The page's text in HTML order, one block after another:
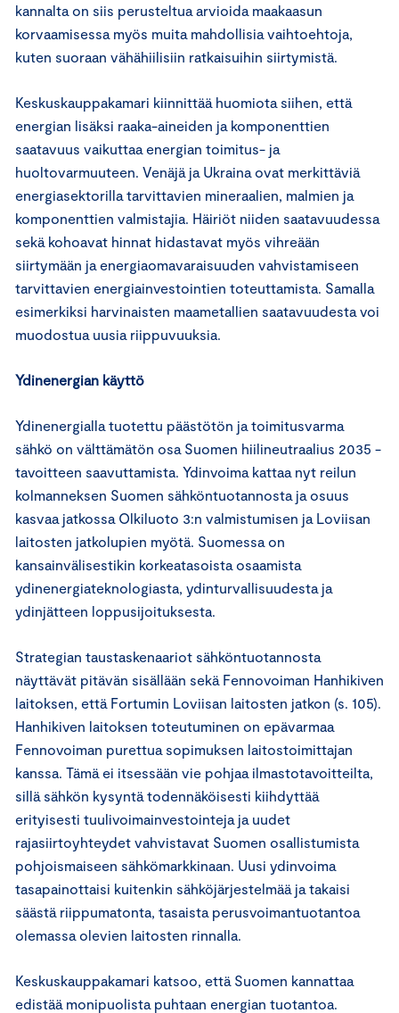
kannalta on siis perusteltua arvioida maakaasun
korvaamisessa myös muita mahdollisia vaihtoehtoja,
kuten suoraan vähähiilisiin ratkaisuihin siirtymistä.
Keskuskauppakamari kiinnittää huomiota siihen, että
energian lisäksi raaka-aineiden ja komponenttien
saatavuus vaikuttaa energian toimitus- ja
huoltovarmuuteen. Venäjä ja Ukraina ovat merkittäviä
energiasektorilla tarvittavien mineraalien, malmien ja
komponenttien valmistajia. Häiriöt niiden saatavuudessa
sekä kohoavat hinnat hidastavat myös vihreään
siirtymään ja energiaomavaraisuuden vahvistamiseen
tarvittavien energiainvestointien toteuttamista. Samalla
esimerkiksi harvinaisten maametallien saatavuudesta voi
muodostua uusia riippuvuuksia.
Ydinenergian käyttö
Ydinenergialla tuotettu päästötön ja toimitusvarma
sähkö on välttämätön osa Suomen hiilineutraalius 2035 -
tavoitteen saavuttamista. Ydinvoima kattaa nyt reilun
kolmanneksen Suomen sähköntuotannosta ja osuus
kasvaa jatkossa Olkiluoto 3:n valmistumisen ja Loviisan
laitosten jatkolupien myötä. Suomessa on
kansainvälisestikin korkeatasoista osaamista
ydinenergiateknologiasta, ydinturvallisuudesta ja
ydinjätteen loppusijoituksesta.
Strategian taustaskenaariot sähköntuotannosta
näyttävät pitävän sisällään sekä Fennovoiman Hanhikiven
laitoksen, että Fortumin Loviisan laitosten jatkon (s. 105).
Hanhikiven laitoksen toteutuminen on epävarmaa
Fennovoiman purettua sopimuksen laitostoimittajan
kanssa. Tämä ei itsessään vie pohjaa ilmastotavoitteilta,
sillä sähkön kysyntä todennäköisesti kiihdyttää
erityisesti tuulivoimainvestointeja ja uudet
rajasiirtoyhteydet vahvistavat Suomen osallistumista
pohjoismaiseen sähkömarkkinaan. Uusi ydinvoima
tasapainottaisi kuitenkin sähköjärjestelmää ja takaisi
säästä riippumatonta, tasaista perusvoimantuotantoa
olemassa olevien laitosten rinnalla.
Keskuskauppakamari katsoo, että Suomen kannattaa
edistää monipuolista puhtaan energian tuotantoa.